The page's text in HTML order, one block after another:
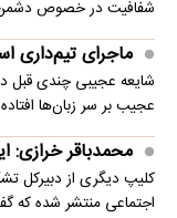
شفافیت در خصوص دشمن
ماجرای تیم‌داری
شایعه عجیبی چندی قبل
عجیب بر سر زبان‌ها
محمدباقر
کلیپ دیگری از دبیرکل
اجتماعی منتشر شده که